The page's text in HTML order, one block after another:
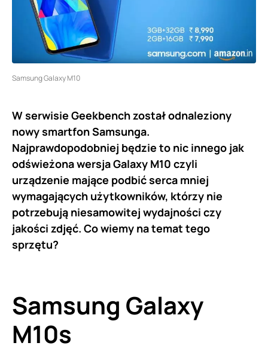
Samsung Galaxy M10
W serwisie Geekbench został odnaleziony
nowy smartfon Samsunga.
Najprawdopodobniej będzie to nic innego jak
odświeżona wersja Galaxy M10 czyli
urządzenie mające podbić serca mniej
wymagających użytkowników, którzy nie
potrzebują niesamowitej wydajności czy
jakości zdjęć. Co wiemy na temat tego
sprzętu?
Samsung Galaxy
M10s